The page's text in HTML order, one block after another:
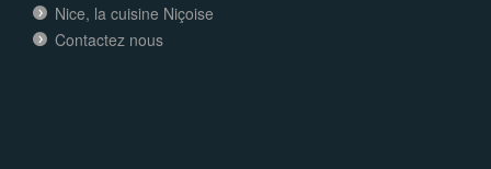
Nice, la cuisine Niçoise
Contactez nous